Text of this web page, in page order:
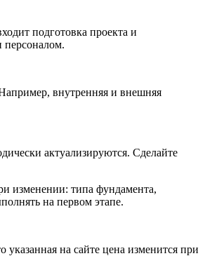
подготовка проекта и
персоналом.
внутренняя и внешняя
актуализируются. Сделайте
изменении: типа фундамента,
на первом этапе.
на сайте цена изменится при